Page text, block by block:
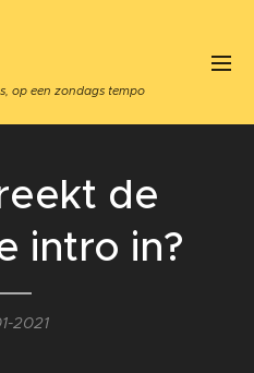
op een zondags tempo
de
intro in?
2021